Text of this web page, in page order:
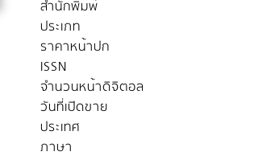
สำนักพิมพ์
ประเภท
ราคาหน้าปก
ISSN
จำนวนหน้าดิจิตอล
วันที่เปิดขาย
ประเทศ
ภาษา